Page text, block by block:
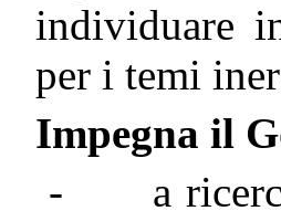
individuare
per i temi
Impegna il
-
a